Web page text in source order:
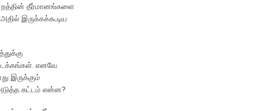
தீர்மானங்களை
இருக்கக்கூடிய
எனவே
இருக்கும்
கட்டம் என்ன?